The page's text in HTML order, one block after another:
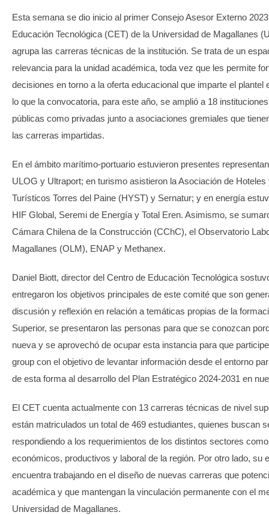
Esta semana se dio inicio al primer Consejo Asesor Externo
Educación Tecnológica (CET) de la Universidad de Magallanes
agrupa las carreras técnicas de la institución. Se trata de un
relevancia para la unidad académica, toda vez que les permite
decisiones en torno a la oferta educacional que imparte el plantel
lo que la convocatoria, para este año, se amplió a 18
públicas como privadas junto a asociaciones gremiales que
las carreras impartidas.
En el ámbito marítimo-portuario estuvieron presentes
ULOG y Ultraport; en turismo asistieron la Asociación de
Turísticos Torres del Paine (HYST) y Sernatur; y en energía
HIF Global, Seremi de Energía y Total Eren. Asimismo, se
Cámara Chilena de la Construcción (CChC), el Observatorio
Magallanes (OLM), ENAP y Methanex.
Daniel Biott, director del Centro de Educación Tecnológica
entregaron los objetivos principales de este comité que son
discusión y reflexión en relación a temáticas propias de la
Superior, se presentaron las personas para que se conozcan
nueva y se aprovechó de ocupar esta instancia para que
group con el objetivo de levantar información desde el entorno
de esta forma al desarrollo del Plan Estratégico 2024-2031 en
El CET cuenta actualmente con 13 carreras técnicas de nivel
están matriculados un total de 469 estudiantes, quienes buscan
respondiendo a los requerimientos de los distintos sectores
económicos, productivos y laboral de la región. Por otro lado, su
encuentra trabajando en el diseño de nuevas carreras que
académica y que mantengan la vinculación permanente con el
Universidad de Magallanes.